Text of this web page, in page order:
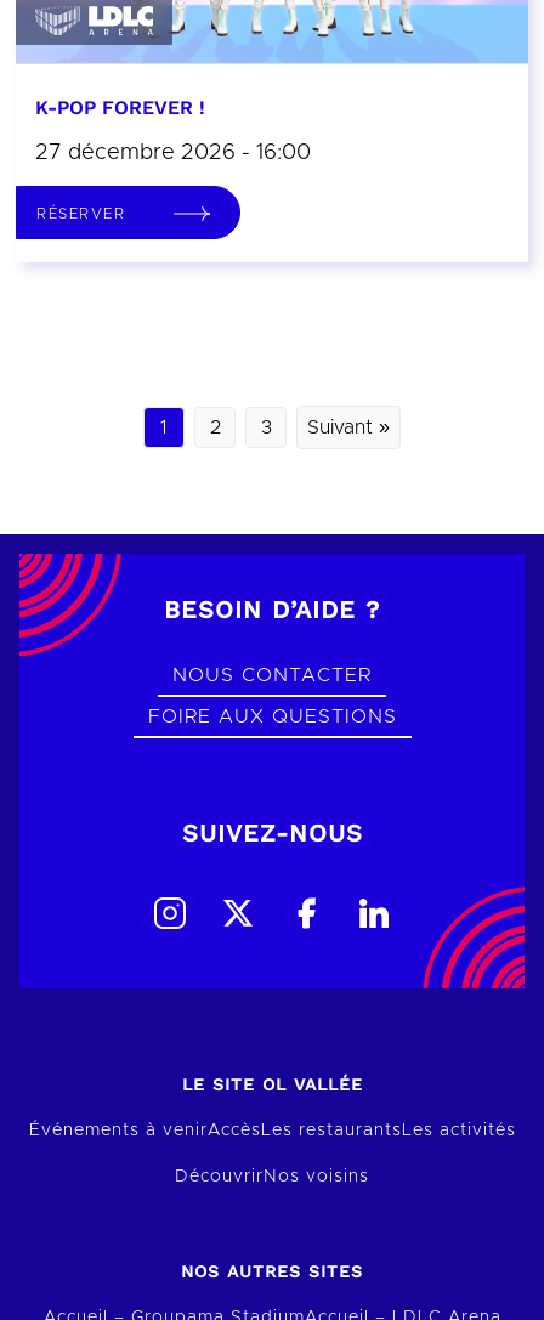
K-POP FOREVER !
27 décembre 2026 - 16:00
RÉSERVER
1 2 3 Suivant »
BESOIN D’AIDE ?
NOUS CONTACTER
FOIRE AUX QUESTIONS
SUIVEZ-NOUS
LE SITE OL VALLÉE
Événements à venirAccèsLes restaurantsLes activités
Découvrir Nos voisins
NOS AUTRES SITES